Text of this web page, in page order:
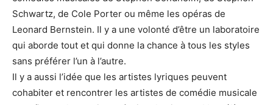
Schwartz, de Cole Porter ou même les opéras de
Leonard Bernstein. Il y a une volonté d’être un laboratoire
qui aborde tout et qui donne la chance à tous les styles
sans préférer l’un à l’autre.
Il y a aussi l’idée que les artistes lyriques peuvent
cohabiter et rencontrer les artistes de comédie musicale